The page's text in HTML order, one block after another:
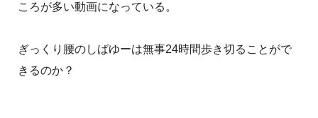
ころが多い動画になっている。
ぎっくり腰のしばゆーは無事24時間歩き切ることがで
きるのか？